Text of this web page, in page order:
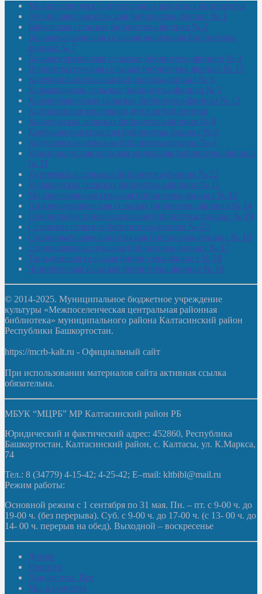
Межпоселенческая центральная районная библиотека
Амзибашевская сельская библиотека-филиал № 1
Бабаевская сельская библиотека-филиал № 2
Большекачаковская сельская модельная библиотека-
филиал № 7
Большекуразовская сельская библиотека-филиал № 3
Верхнетыхтемская сельская библиотека-филиал № 15
Калегинская сельская библиотека-филиал № 6
Калмашевская сельская библиотека-филиал № 5
Калмиябашевская сельская библиотека-филиал № 13
Калтасинская модельная детская библиотека
Кельтеевская сельская библиотека-филиал № 8
Киебаковская сельская библиотека-филиал № 9
Кокушевская сельская библиотека-филиал № 4
Краснохолмская сельская модельная библиотека-филиал
№ 21
Кутеремская сельская библиотека-филиал № 22
Кучашевская сельская библиотека-филиал № 11
Малокачаковская сельская библиотека-филиал № 12
Нижнекачмашевская сельская библиотека-филиал № 14
Новокильбахтинская сельская библиотека-филиал № 19
Сазовская сельская библиотека-филиал № 20
Староорьебашевская сельская библиотека-филиал № 16
Старояшевская сельская библиотека-филиал № 17
Тюльдинская сельская библиотека-филиал № 18
Чилибеевская сельская библиотека-филиал № 10
© 2014-2025. Муниципальное бюджетное учреждение
культуры «Межпоселенческая центральная районная
библиотека» муниципального района Калтасинский район
Республики Башкортостан.
https://mcrb-kalt.ru - Официальный сайт
При использовании материалов сайта активная ссылка
обязательна.
МБУК “МЦРБ” МР Калтасинский район РБ
Юридический и фактический адрес: 452860, Республика
Башкортостан, Калтасинский район, с. Калтасы, ул. К.Маркса,
74
Тел.: 8 (34779) 4-15-42; 4-25-42; E–mail: kltbibl@mail.ru
Режим работы:
Основной режим с 1 сентября по 31 мая. Пн. – пт. с 9-00 ч. до
19-00 ч. (без перерыва). Суб. с 9-00 ч. до 17-00 ч. (с 13- 00 ч. до
14- 00 ч. перерыв на обед). Выходной – воскресенье
Домой
Новости
Документы. Все
Мы в соцсетях